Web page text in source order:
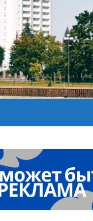
Минсельхозпрода
Независимости